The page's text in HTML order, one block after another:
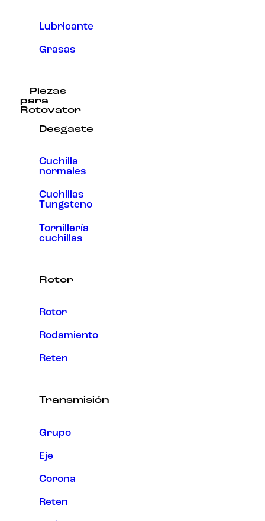
Lubricante
Grasas
Piezas
para
Rotovator
Desgaste
Cuchilla
normales
Cuchillas
Tungsteno
Tornillería
cuchillas
Rotor
Rotor
Rodamiento
Reten
Transmisión
Grupo
Eje
Corona
Reten